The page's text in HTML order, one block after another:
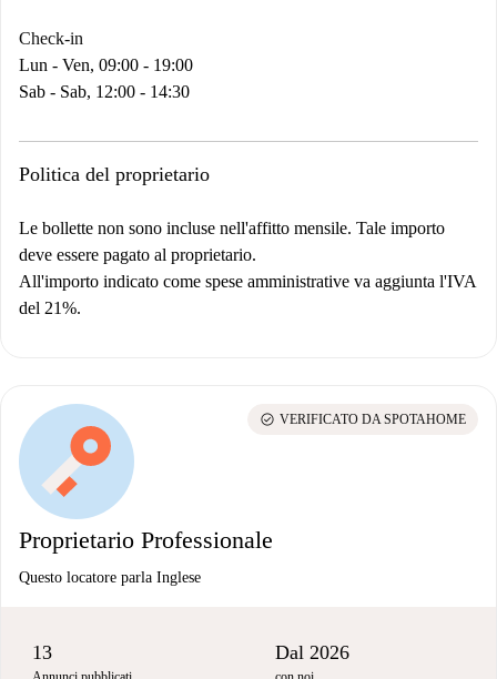
Check-in
Lun - Ven, 09:00 - 19:00
Sab - Sab, 12:00 - 14:30
Politica del proprietario
Le bollette non sono incluse nell'affitto mensile. Tale importo
deve essere pagato al proprietario.
All'importo indicato come spese amministrative va aggiunta l'IVA
del 21%.
Proprietario Professionale
Questo locatore parla Inglese
check_circle VERIFICATO DA SPOTAHOME
13 Dal 2026